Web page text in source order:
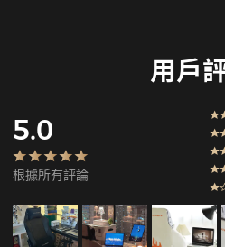
用戶
5.0
根據所有評論